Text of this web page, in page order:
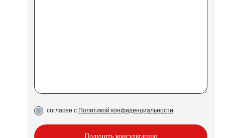
согласен с Политикой конфиденциальности